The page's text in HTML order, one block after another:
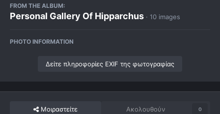
FROM THE ALBUM:
Personal Gallery Of Hipparchus · 10 images
PHOTO INFORMATION
Δείτε πληροφορίες EXIF της φωτογραφίας
Μοιραστείτε Ακολουθούν 0